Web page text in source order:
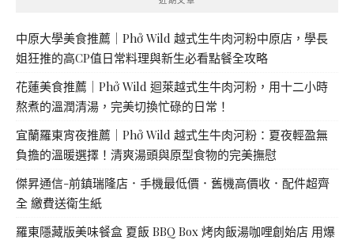
中原大學美食推薦｜Phở Wild 越式生牛肉河粉中原店，學長
姐狂推的高CP值日常料理與新生必看點餐全攻略
花蓮美食推薦｜Phở Wild 迴萊越式生牛肉河粉，用十二小時
熬煮的溫潤清湯，完美切換忙碌的日常！
宜蘭羅東宵夜推薦｜Phở Wild 越式生牛肉河粉：夏夜輕盈無
負擔的溫暖選擇！清爽湯頭與原型食物的完美撫慰
傑昇通信-前鎮瑞隆店．手機最低價．舊機高價收．配件超齊
全 繳費送衛生紙
羅東隱藏版美味餐盒 夏飯 BBQ Box 烤肉飯湯咖哩創始店 用爆